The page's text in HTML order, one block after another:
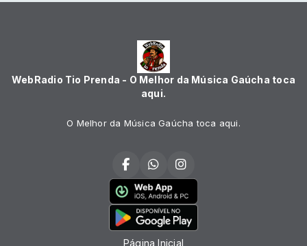
WebRadio Tio Prenda - O Melhor da Música Gaúcha toca
aqui.
O Melhor da Música Gaúcha toca aqui.
Página Inicial